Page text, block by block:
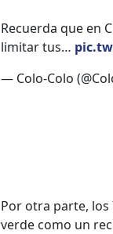
Recuer­da que en
lim­i­tar tus…
— Colo-Colo
Por otra parte,
verde como un